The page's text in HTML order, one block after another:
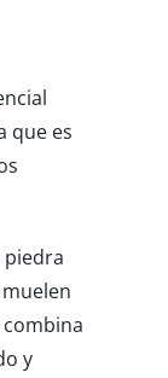
que es
piedra
y